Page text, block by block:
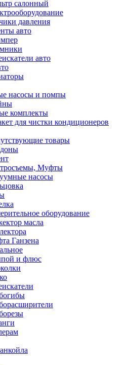
салонный
давления
авто
авто
насосы и помпы
комплекты
для чистки кондиционеров
товары
Муфты
насосы
оборудование
масла
Ганзена
и флюс